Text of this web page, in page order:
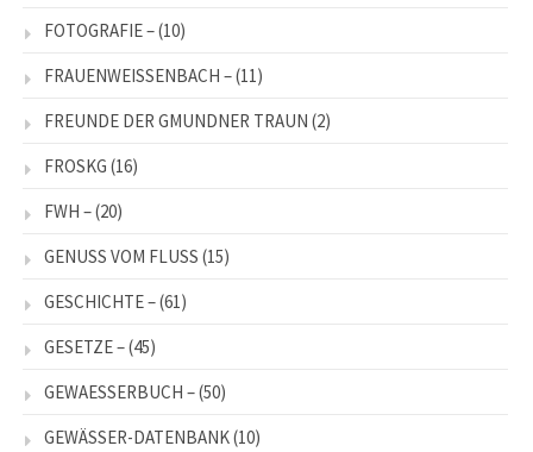
FOTOGRAFIE –(10)
FRAUENWEISSENBACH –(11)
FREUNDE DER GMUNDNER TRAUN (2)
FROSKG (16)
FWH –(20)
GENUSS VOM FLUSS (15)
GESCHICHTE –(61)
GESETZE –(45)
GEWAESSERBUCH –(50)
GEWÄSSER-DATENBANK(10)